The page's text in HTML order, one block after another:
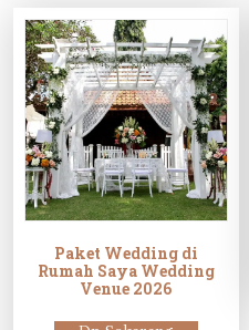
Paket Wedding di
Rumah Saya Wedding
Venue 2026